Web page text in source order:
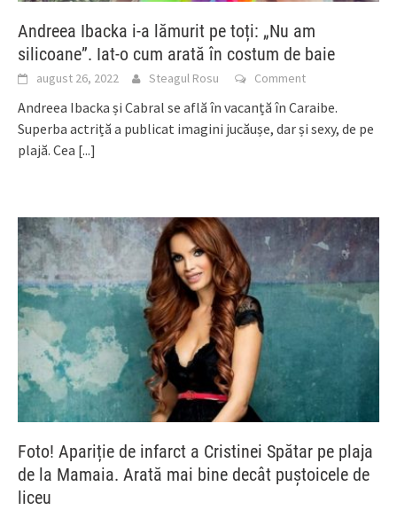
Andreea Ibacka i-a lămurit pe toți: „Nu am
silicoane”. Iat-o cum arată în costum de baie
august 26, 2022 Steagul Rosu Comment
Andreea Ibacka și Cabral se află în vacanță în Caraibe.
Superba actriță a publicat imagini jucăușe, dar și sexy, de pe
plajă. Cea [...]
Foto! Apariție de infarct a Cristinei Spătar pe plaja
de la Mamaia. Arată mai bine decât puștoicele de
liceu